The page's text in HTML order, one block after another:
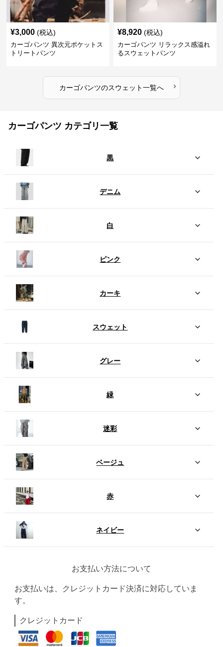
¥3,000 (税込)
カーゴパンツ 異次元ポケットス
トリートパンツ
¥8,920 (税込)
カーゴパンツ リラックス感溢れ
るスウェットパンツ
カーゴパンツのスウェット一覧へ ›
カーゴパンツ カテゴリ一覧
黒
デニム
白
ピンク
カーキ
スウェット
グレー
緑
迷彩
ベージュ
赤
ネイビー
お支払い方法について
お支払いは、クレジットカード決済に対応していま
す。
クレジットカード